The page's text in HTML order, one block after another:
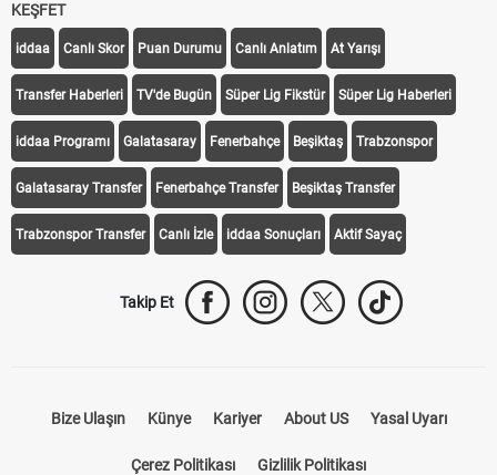
KEŞFET
iddaa Canlı Skor Puan Durumu Canlı Anlatım At Yarışı
Transfer Haberleri TV'de Bugün Süper Lig Fikstür Süper Lig Haberleri
iddaa Programı Galatasaray Fenerbahçe Beşiktaş Trabzonspor
Galatasaray Transfer Fenerbahçe Transfer Beşiktaş Transfer
Trabzonspor Transfer Canlı İzle iddaa Sonuçları Aktif Sayaç
Takip Et
Bize Ulaşın Künye Kariyer About US Yasal Uyarı
Çerez Politikası Gizlilik Politikası